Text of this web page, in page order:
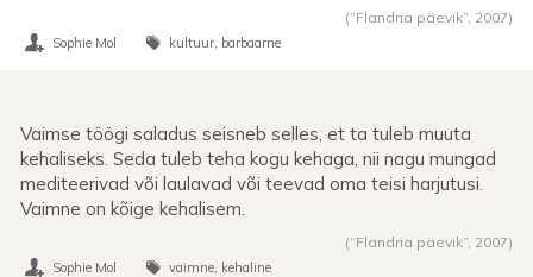
(“Flandria päevik”, 2007)
Sophie Mol kultuur barbaarne
Vaimse töögi saladus seisneb selles, et ta tuleb muuta
kehaliseks. Seda tuleb teha kogu kehaga, nii nagu mungad
mediteerivad või laulavad või teevad oma teisi harjutusi.
Vaimne on kõige kehalisem.
(“Flandria päevik”, 2007)
Sophie Mol vaimne kehaline